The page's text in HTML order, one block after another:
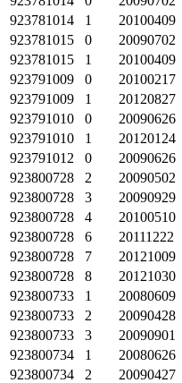
923781014
1 20100409
923781015
0 20090702
923781015
1 20100409
923791009
0 20100217
923791009
1 20120827
923791010
0 20090626
923791010
1 20120124
923791012
0 20090626
923800728
2 20090502
923800728
3 20090929
923800728
4 20100510
923800728
6 20111222
923800728
7 20121009
923800728
8 20121030
923800733
1 20080609
923800733
2 20090428
923800733
3 20090901
923800734
1 20080626
923800734
2 20090427